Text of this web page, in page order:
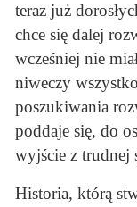
teraz już
chce się dalej
wcześniej nie
niweczy
poszukiwania
poddaje się, do
wyjście z trudnej
Historia, którą